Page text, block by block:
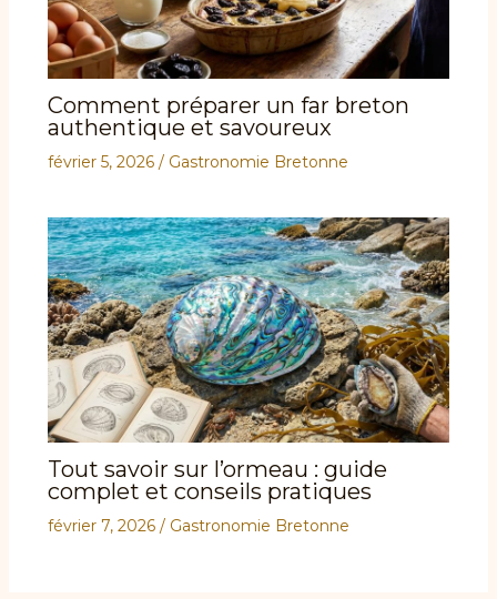
Comment préparer un far breton
authentique et savoureux
février 5, 2026 / Gastronomie Bretonne
Tout savoir sur l’ormeau : guide
complet et conseils pratiques
février 7, 2026 / Gastronomie Bretonne